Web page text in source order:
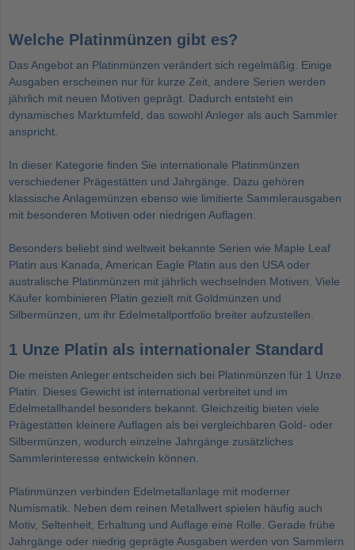
Welche Platinmünzen gibt es?
Das Angebot an Platinmünzen verändert sich regelmäßig. Einige
Ausgaben erscheinen nur für kurze Zeit, andere Serien werden
jährlich mit neuen Motiven geprägt. Dadurch entsteht ein
dynamisches Marktumfeld, das sowohl Anleger als auch Sammler
anspricht.
In dieser Kategorie finden Sie internationale Platinmünzen
verschiedener Prägestätten und Jahrgänge. Dazu gehören
klassische Anlagemünzen ebenso wie limitierte Sammlerausgaben
mit besonderen Motiven oder niedrigen Auflagen.
Besonders beliebt sind weltweit bekannte Serien wie Maple Leaf
Platin aus Kanada, American Eagle Platin aus den USA oder
australische Platinmünzen mit jährlich wechselnden Motiven. Viele
Käufer kombinieren Platin gezielt mit Goldmünzen und
Silbermünzen, um ihr Edelmetallportfolio breiter aufzustellen.
1 Unze Platin als internationaler Standard
Die meisten Anleger entscheiden sich bei Platinmünzen für 1 Unze
Platin. Dieses Gewicht ist international verbreitet und im
Edelmetallhandel besonders bekannt. Gleichzeitig bieten viele
Prägestätten kleinere Auflagen als bei vergleichbaren Gold- oder
Silbermünzen, wodurch einzelne Jahrgänge zusätzliches
Sammlerinteresse entwickeln können.
Platinmünzen verbinden Edelmetallanlage mit moderner
Numismatik. Neben dem reinen Metallwert spielen häufig auch
Motiv, Seltenheit, Erhaltung und Auflage eine Rolle. Gerade frühe
Jahrgänge oder niedrig geprägte Ausgaben werden von Sammlern